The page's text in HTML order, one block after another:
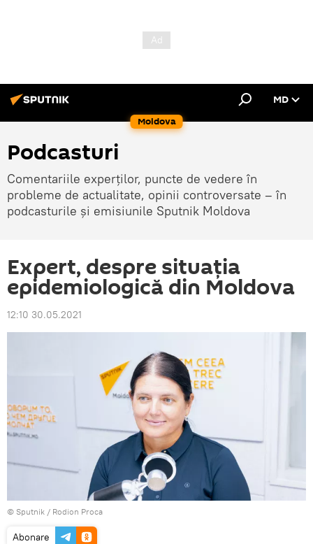
Moldova
MD
Podcasturi
Comentariile experților, puncte de vedere în
probleme de actualitate, opinii controversate – în
podcasturile și emisiunile Sputnik Moldova
Expert, despre situația
epidemiologică din Moldova
12:10 30.05.2021
© Sputnik / Rodion Proca
Abonare